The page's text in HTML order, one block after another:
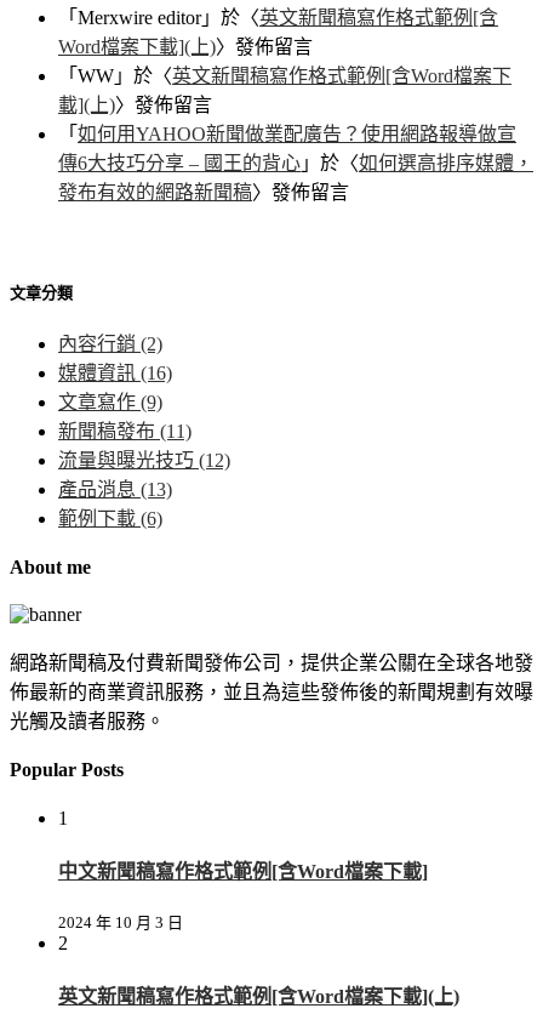
「 Merxwire editor」於〈英文新聞稿寫作格式範例[含
Word檔案下載](上)〉發佈留言
「 WW 」於〈英文新聞稿寫作格式範例[含Word檔案下
載](上)〉發佈留言
「 如何用YAHOO新聞做業配廣告？使用網路報導做宣
傳6大技巧分享 – 國王的背心 」於〈如何選高排序媒體，
發布有效的網路新聞稿〉發佈留言
文章分類
內容行銷 (2)
媒體資訊 (16)
文章寫作 (9)
新聞稿發布 (11)
流量與曝光技巧 (12)
產品消息 (13)
範例下載 (6)
About me
網路新聞稿及付費新聞發佈公司，提供企業公關在全球各地發
佈最新的商業資訊服務，並且為這些發佈後的新聞規劃有效曝
光觸及讀者服務。
Popular Posts
1
中文新聞稿寫作格式範例[含Word檔案下載]
2024 年 10 月 3 日
2
英文新聞稿寫作格式範例[含Word檔案下載](上)